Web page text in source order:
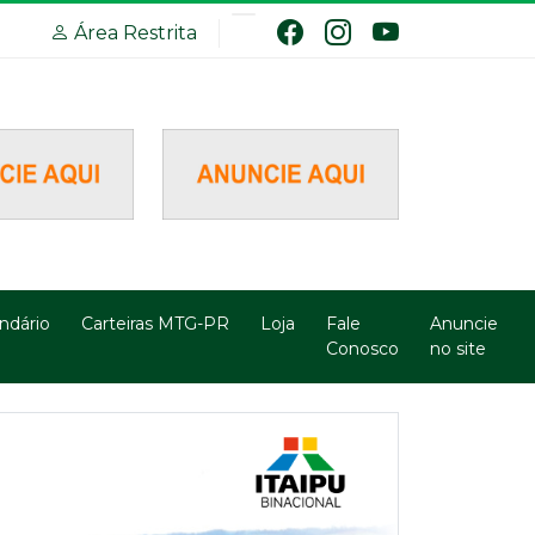
Área Restrita
Carteiras MTG-PR Loja
Fale
Conosco
Anuncie
no site